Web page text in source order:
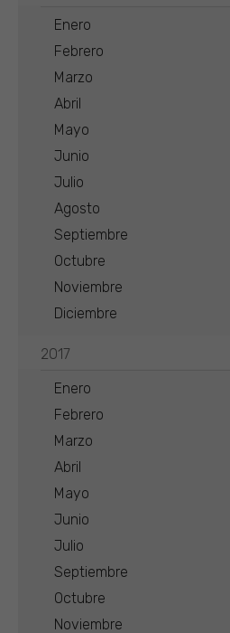
Enero
Febrero
Marzo
Abril
Mayo
Junio
Julio
Agosto
Septiembre
Octubre
Noviembre
Diciembre
2017
Enero
Febrero
Marzo
Abril
Mayo
Junio
Julio
Septiembre
Octubre
Noviembre